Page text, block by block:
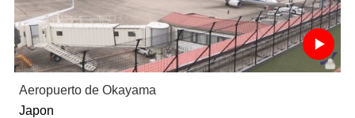
Aeropuerto de Okayama
Japon